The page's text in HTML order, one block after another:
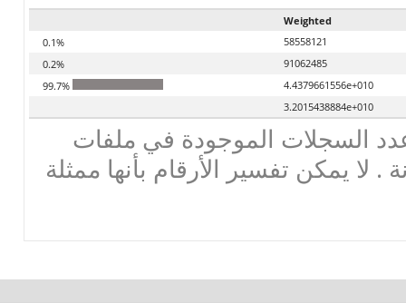
Weighted
58558121
91062485
4.4379661556e+010
3.2015438884e+010
السجلات الموجودة في ملفات
. لا يمكن تفسير الأرقام بأنها ممثلة